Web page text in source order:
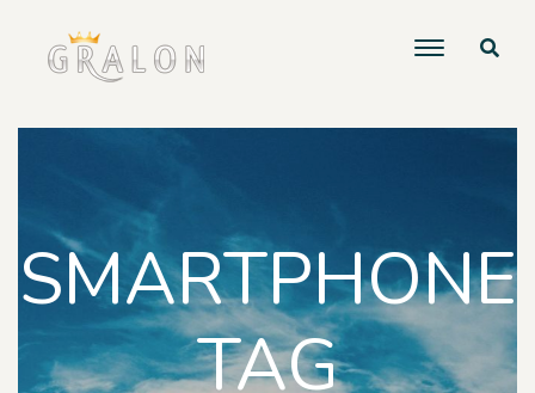
SMARTPHONE
TAG